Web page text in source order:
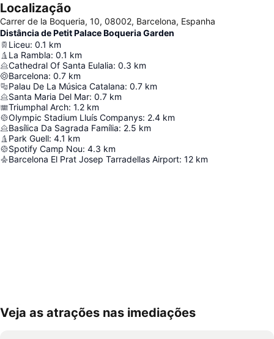
Localização
Carrer de la Boqueria, 10, 08002, Barcelona, Espanha
Distância de Petit Palace Boqueria Garden
Liceu: 0.1 km
La Rambla: 0.1 km
Cathedral Of Santa Eulalia: 0.3 km
Barcelona: 0.7 km
Palau De La Música Catalana: 0.7 km
Santa Maria Del Mar: 0.7 km
Triumphal Arch: 1.2 km
Olympic Stadium Lluís Companys: 2.4 km
Basílica Da Sagrada Família: 2.5 km
Park Guell: 4.1 km
Spotify Camp Nou: 4.3 km
Barcelona El Prat Josep Tarradellas Airport: 12 km
Ampliar mapa
Veja as atrações nas imediações